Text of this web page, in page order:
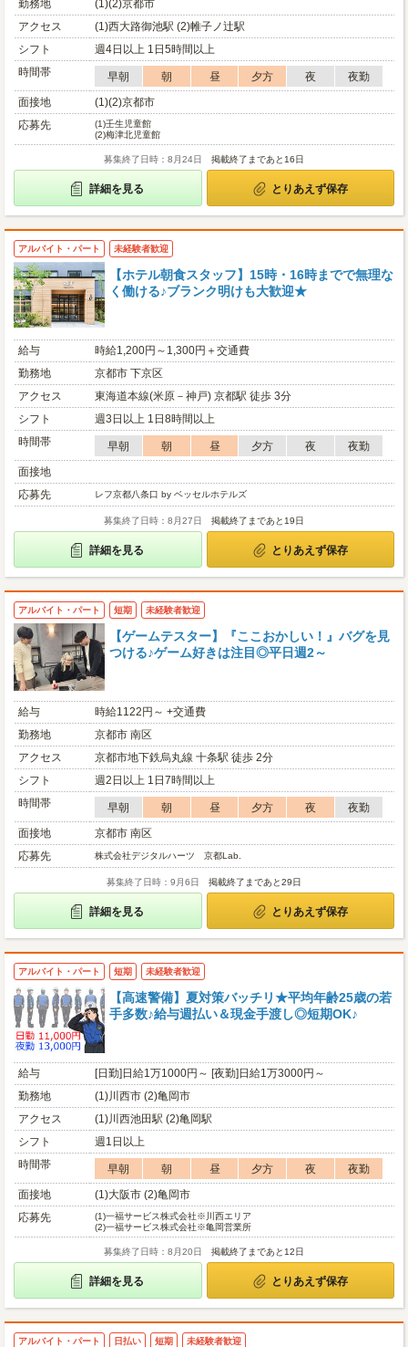
勤務地
(1)(2)京都市
アクセス
(1)西大路御池駅 (2)帷子ノ辻駅
シフト
週4日以上 1日5時間以上
時間帯
早朝 朝 昼 夕方 夜
夜勤
面接地
(1)(2)京都市
応募先
(1)壬生児童館
(2)梅津北児童館
募集終了日時：8月24日 掲載終了まであと16日
詳細を見る とりあえず保存
アルバイト・パート 未経験者歓迎
【ホテル朝食スタッフ】15時・16時までで無理な
く働ける♪ブランク明けも大歓迎★
給与
時給1,200円～1,300円＋交通費
勤務地
京都市 下京区
アクセス
東海道本線(米原－神戸) 京都駅 徒歩 3分
シフト
週3日以上 1日8時間以上
時間帯
早朝 朝 昼 夕方 夜
夜勤
面接地
応募先
レフ京都八条口 by ベッセルホテルズ
募集終了日時：8月27日 掲載終了まであと19日
詳細を見る とりあえず保存
アルバイト・パート 短期 未経験者歓迎
【ゲームテスター】『ここおかしい！』バグを見
つける♪ゲーム好きは注目◎平日週2～
給与
時給1122円～ +交通費
勤務地
京都市 南区
アクセス
京都市地下鉄烏丸線 十条駅 徒歩 2分
シフト
週2日以上 1日7時間以上
時間帯
早朝 朝 昼 夕方 夜
夜勤
面接地
京都市 南区
応募先
株式会社デジタルハーツ 京都Lab.
募集終了日時：9月6日 掲載終了まであと29日
詳細を見る とりあえず保存
アルバイト・パート 短期 未経験者歓迎
【高速警備】夏対策バッチリ★平均年齢25歳の若
手多数♪給与週払い＆現金手渡し◎短期OK♪
給与
[日勤]日給1万1000円～ [夜勤]日給1万3000円～
勤務地
(1)川西市 (2)亀岡市
アクセス
(1)川西池田駅 (2)亀岡駅
シフト
週1日以上
時間帯
早朝 朝 昼 夕方 夜
夜勤
面接地
(1)大阪市 (2)亀岡市
応募先
(1)一福サービス株式会社※川西エリア
(2)一福サービス株式会社※亀岡営業所
募集終了日時：8月20日 掲載終了まであと12日
詳細を見る とりあえず保存
アルバイト・パート 日払い 短期 未経験者歓迎